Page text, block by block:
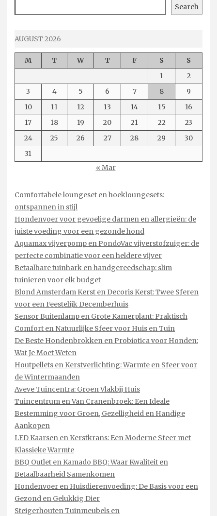
Search
AUGUST 2026
M T W T F S
S
1
2
3
4 5 6 7 8
9
10
11 12 13 14 15
16
17
18 19 20 21 22
23
24
25 26 27 28 29
30
31
« Mar
Comfortabele loungeset en hoekloungesets:
ontspannen in stijl
Hondenvoer voor gevoelige darmen en allergieën: de
juiste voeding voor een gezonde hond
Aquamax vijverpomp en PondoVac vijverstofzuiger: de
perfecte combinatie voor een heldere vijver
Betaalbare tuinhark en handgereedschap: slim
tuinieren voor elk budget
Blond Amsterdam Kerst en Decoris Kerst: Twee Sferen
voor een Feestelijk Decemberhuis
Sensor Buitenlamp en Grote Kamerplant: Praktisch
Comfort en Natuurlijke Sfeer voor Huis en Tuin
De Beste Hondenbrokken en Probiotica voor Honden:
Wat Je Moet Weten
Houtpellets en Kerstverlichting: Warmte en Sfeer voor
de Wintermaanden
Aveve Tuincentra: Groen Vlakbij Huis
Tuincentrum en Van Cranenbroek: Een Ideale
Bestemming voor Groen, Gezelligheid en Handige
Aankopen
LED Kaarsen en Kerstkrans: Een Moderne Sfeer met
Klassieke Warmte
BBQ Outlet en Kamado BBQ: Waar Kwaliteit en
Betaalbaarheid Samenkomen
Hondenvoer en Huisdierenvoeding: De Basis voor een
Gezond en Gelukkig Dier
Steigerhouten Tuinmeubels en